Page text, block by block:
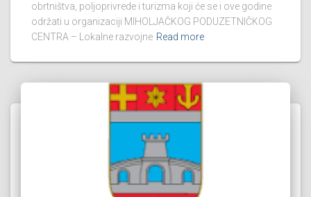
obrtništva, poljoprivrede i turizma koji će se i ove godine
održati u organizaciji MIHOLJAČKOG PODUZETNIČKOG
CENTRA – Lokalne razvojne Read more